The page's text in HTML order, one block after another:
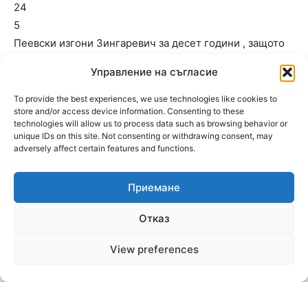
Управление на съгласие
To provide the best experiences, we use technologies like cookies to
store and/or access device information. Consenting to these
technologies will allow us to process data such as browsing behavior or
unique IDs on this site. Not consenting or withdrawing consent, may
adversely affect certain features and functions.
Приемане
Отказ
View preferences
24
5
Пеевски изгони Зингаревич за десет години , защото
правителството пада !
Пошлост и смрад.
04.05.2025 At 22:06
20
Всички с лоши помисли към Ботев – да го духат